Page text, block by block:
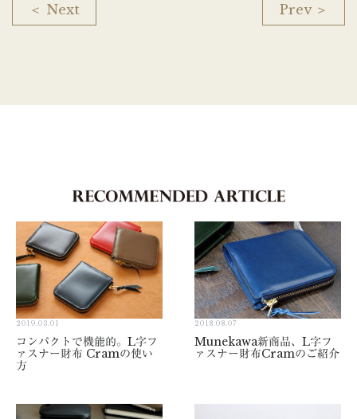
＜ Next Prev ＞
2019.03.01
コンパクトで機能的。L字フ
ァスナー財布 Cramの使い
方
2018.08.07
Munekawa新商品、L字フ
ァスナー財布Cramのご紹介